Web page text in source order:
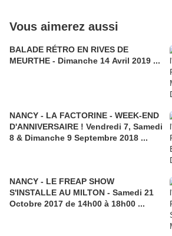
Vous aimerez aussi
BALADE RÉTRO EN RIVES DE
MEURTHE - Dimanche 14 Avril 2019 ...
NANCY - LA FACTORINE - WEEK-END
D'ANNIVERSAIRE ! Vendredi 7, Samedi
8 & Dimanche 9 Septembre 2018 ...
NANCY - LE FREAP SHOW
S'INSTALLE AU MILTON - Samedi 21
Octobre 2017 de 14h00 à 18h00 ...